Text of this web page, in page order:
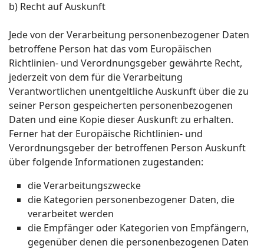
b) Recht auf Auskunft
Jede von der Verarbeitung personenbezogener Daten
betroffene Person hat das vom Europäischen
Richtlinien- und Verordnungsgeber gewährte Recht,
jederzeit von dem für die Verarbeitung
Verantwortlichen unentgeltliche Auskunft über die zu
seiner Person gespeicherten personenbezogenen
Daten und eine Kopie dieser Auskunft zu erhalten.
Ferner hat der Europäische Richtlinien- und
Verordnungsgeber der betroffenen Person Auskunft
über folgende Informationen zugestanden:
die Verarbeitungszwecke
die Kategorien personenbezogener Daten, die
verarbeitet werden
die Empfänger oder Kategorien von Empfängern,
gegenüber denen die personenbezogenen Daten